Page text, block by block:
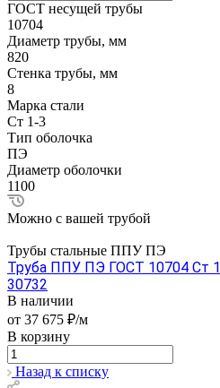
ГОСТ несущей трубы
10704
Диаметр трубы, мм
820
Стенка трубы, мм
8
Марка стали
Ст 1-3
Тип оболочка
ПЭ
Диаметр оболочки
1100
Можно с вашей трубой
Трубы стальные ППУ ПЭ
Труба ППУ ПЭ ГОСТ 10704 Ст
30732
В наличии
от 37 675 ₽/м
В корзину
Назад к списку